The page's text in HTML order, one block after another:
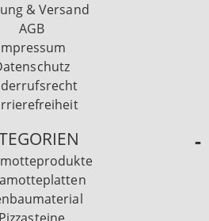
& Versand
AGB